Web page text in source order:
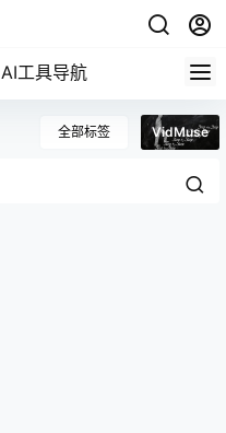
AI工具导航
全部标签 VidMuse